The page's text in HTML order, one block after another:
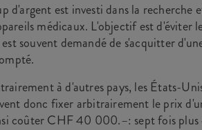
d'argent est investi dans la recherche
médicaux. L'objectif est d'éviter
souvent demandé de s'acquitter
à d'autres pays, les États-
donc fixer arbitrairement le prix
coûter CHF 40 000.–: sept fois plus